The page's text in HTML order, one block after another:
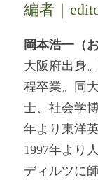
編者｜
岡本浩一（
大阪府出身
程卒業。同
士、社会学
年より東洋
1997年より
ディルツに